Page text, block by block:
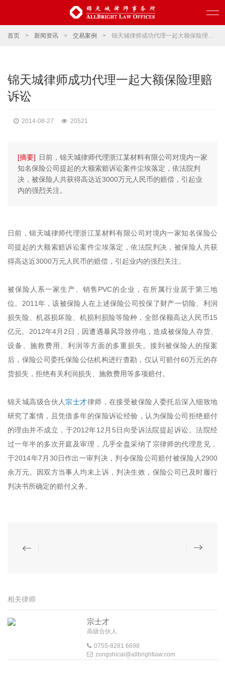
首页 > 新闻资讯 > 交易案例 > 锦天城律师成功代理一起大额保险理赔诉讼
锦天城律师成功代理一起大额保险理赔
诉讼
2014-08-27 20521
[摘要] 日前，锦天城律师代理浙江某材料有限公司对境内一家
知名保险公司提起的大额索赔诉讼案件尘埃落定，依法院判
决，被保险人共获得高达近3000万元人民币的赔偿，引起业
内的强烈关注。
日前，锦天城律师代理浙江某材料有限公司对境内一家知名保险公
司提起的大额索赔诉讼案件尘埃落定，依法院判决，被保险人共获
得高达近3000万元人民币的赔偿，引起业内的强烈关注。
被保险人系一家生产、销售PVC的企业，在所属行业居于第三地
位。2011年，该被保险人在上述保险公司投保了财产一切险、利润
损失险、机器损坏险、机损利损险等险种，全部保额高达人民币15
亿元。2012年4月2日，因遭遇暴风导致停电，造成被保险人存货、
设备、施救费用、利润等方面的多重损失。接到被保险人的报案
后，保险公司委托保险公估机构进行查勘，仅认可赔付60万元的存
货损失，拒绝有关利润损失、施救费用等多项赔付。
锦天城高级合伙人 宗士才律师，在接受被保险人委托后深入细致地
研究了案情，且凭借多年的保险诉讼经验，认为保险公司拒绝赔付
的理由并不成立，于2012年12月5日向受诉法院提起诉讼。法院经
过一年半的多次开庭及审理，几乎全盘采纳了宗律师的代理意见，
于2014年7月30日作出一审判决，判令保险公司赔付被保险人2900
余万元。因双方当事人均未上诉，判决生效，保险公司已及时履行
判决书所确定的赔付义务。
相关律师
宗士才
高级合伙人
0755-8281 6698
zongshicai@allbrightlaw.com